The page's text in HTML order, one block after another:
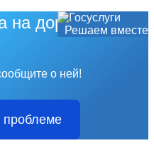
Решаем вместе
на дороге, не
о ней!